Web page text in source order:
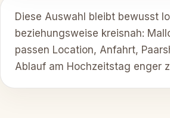
Diese Auswahl bleibt bewusst
beziehungsweise kreisnah:
passen Location, Anfahrt,
Ablauf am Hochzeitstag enger